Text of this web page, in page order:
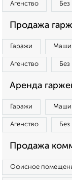
Агенство
Продажа
Гаражи
Агенство
Аренда
Гаражи
Агенство
Продажа
Офисное